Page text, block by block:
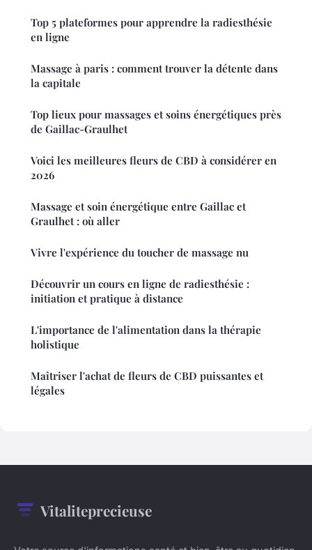
Top 5 plateformes pour apprendre la radiesthésie
en ligne
Massage à paris : comment trouver la détente dans
la capitale
Top lieux pour massages et soins énergétiques près
de Gaillac-Graulhet
Voici les meilleures fleurs de CBD à considérer en
2026
Massage et soin énergétique entre Gaillac et
Graulhet : où aller
Vivre l'expérience du toucher de massage nu
Découvrir un cours en ligne de radiesthésie :
initiation et pratique à distance
L'importance de l'alimentation dans la thérapie
holistique
Maîtriser l'achat de fleurs de CBD puissantes et
légales
Vitaliteprecieuse